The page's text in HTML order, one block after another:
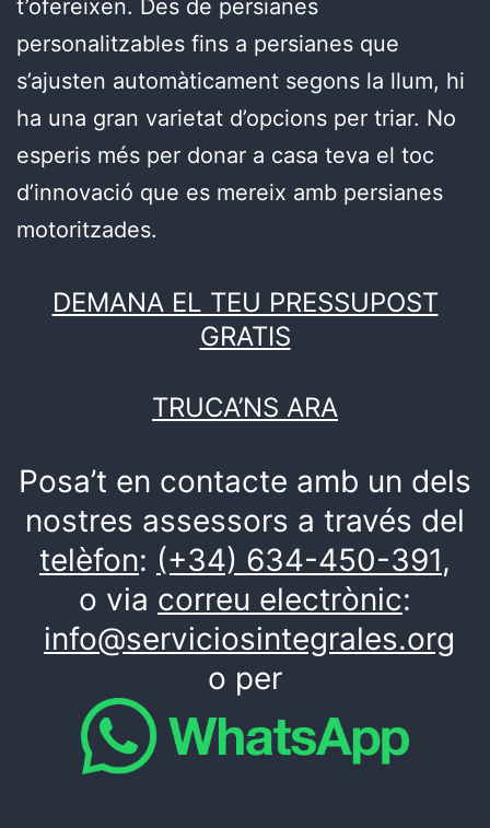
t’ofereixen. Des de persianes
personalitzables fins a persianes que
s’ajusten automàticament segons la llum, hi
ha una gran varietat d’opcions per triar. No
esperis més per donar a casa teva el toc
d’innovació que es mereix amb persianes
motoritzades.
DEMANA EL TEU PRESSUPOST
GRATIS
TRUCA’NS ARA
Posa’t en contacte amb un dels
nostres assessors a través del
telèfon: (+34) 634-450-391,
o via correu electrònic:
info@serviciosintegrales.org
o per